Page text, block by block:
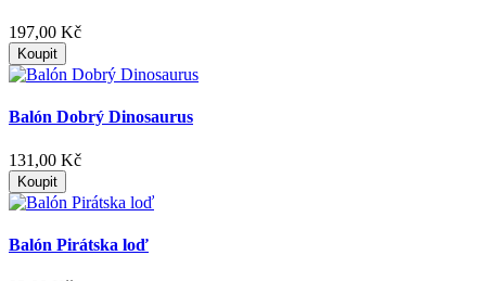
197,00 Kč
Koupit
Balón Dobrý Dinosaurus
131,00 Kč
Koupit
Balón Pirátska loď